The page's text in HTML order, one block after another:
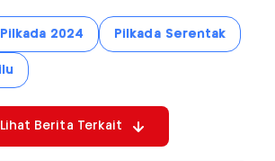
Pilkada 2024 Pilkada Serentak
Lihat Berita Terkait